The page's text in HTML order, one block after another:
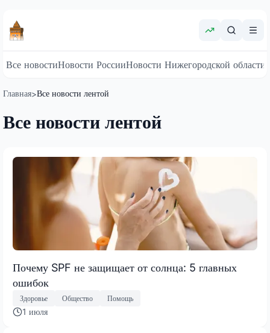
Все новостиНовости РоссииНовости Нижегородской области
Главная>Все новости лентой
Все новости лентой
Почему SPF не защищает от солнца: 5 главных
ошибок
Здоровье Общество Помощь
1 июля